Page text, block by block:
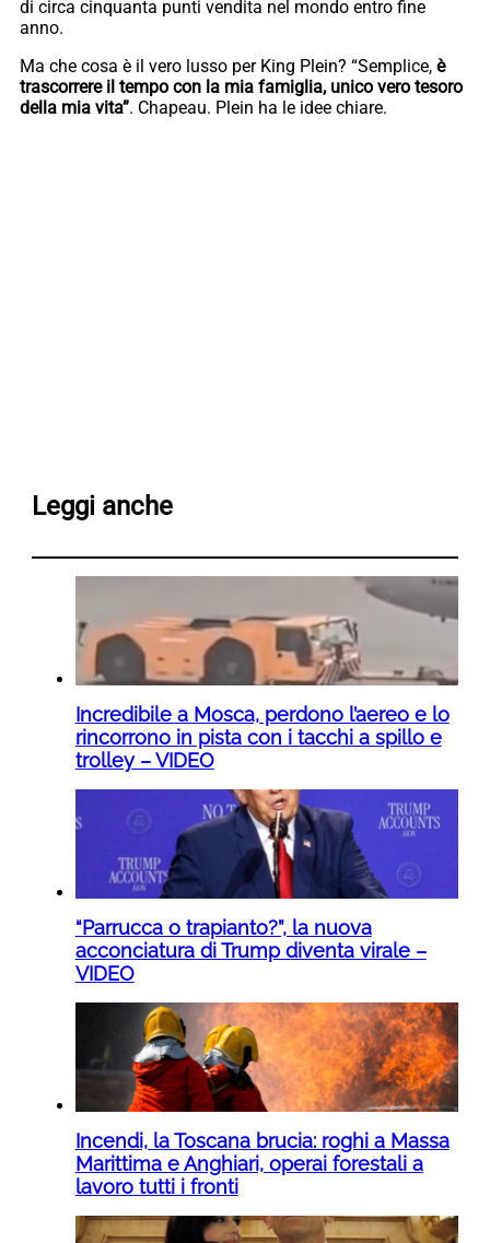
di circa cinquanta punti vendita nel mondo entro fine
anno.
Ma che cosa è il vero lusso per King Plein? “Semplice, è
trascorrere il tempo con la mia famiglia, unico vero tesoro
della mia vita”. Chapeau. Plein ha le idee chiare.
Leggi anche
Incredibile a Mosca, perdono l’aereo e lo
rincorrono in pista con i tacchi a spillo e
trolley – VIDEO
“Parrucca o trapianto?”, la nuova
acconciatura di Trump diventa virale –
VIDEO
Incendi, la Toscana brucia: roghi a Massa
Marittima e Anghiari, operai forestali a
lavoro tutti i fronti